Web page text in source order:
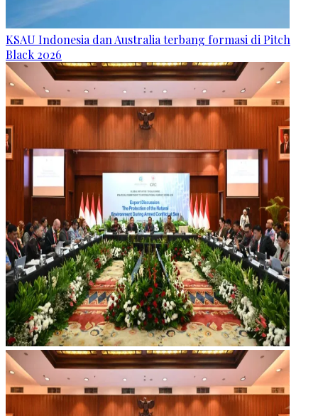
KSAU Indonesia dan Australia terbang formasi di Pitch
Black 2026